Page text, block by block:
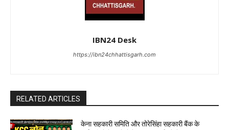
IBN24 Desk
https://ibn24chhattisgarh.com
RELATED ARTICLES
केना सहकारी समिति और तोरेसिंहा सहकारी बैंक के